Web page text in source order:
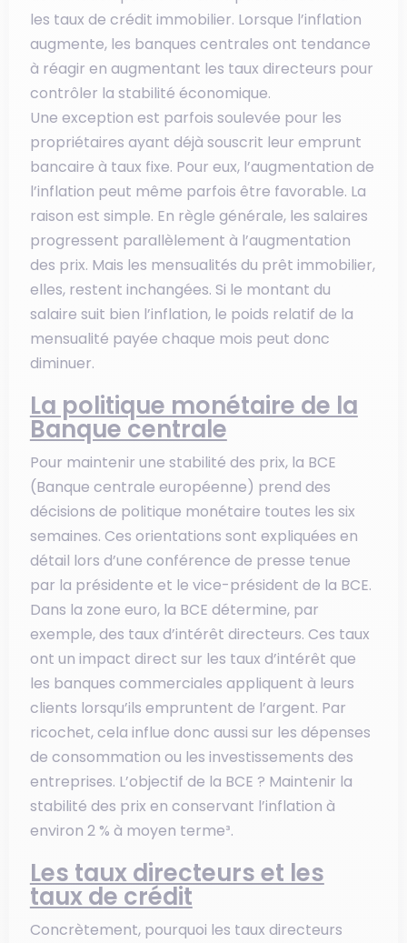
les taux de crédit immobilier. Lorsque l’inflation
augmente, les banques centrales ont tendance
à réagir en augmentant les taux directeurs pour
contrôler la stabilité économique.
Une exception est parfois soulevée pour les
propriétaires ayant déjà souscrit leur emprunt
bancaire à taux fixe. Pour eux, l’augmentation de
l’inflation peut même parfois être favorable. La
raison est simple. En règle générale, les salaires
progressent parallèlement à l’augmentation
des prix. Mais les mensualités du prêt immobilier,
elles, restent inchangées. Si le montant du
salaire suit bien l’inflation, le poids relatif de la
mensualité payée chaque mois peut donc
diminuer.
La politique monétaire de la
Banque centrale
Pour maintenir une stabilité des prix, la BCE
(Banque centrale européenne) prend des
décisions de politique monétaire toutes les six
semaines. Ces orientations sont expliquées en
détail lors d’une conférence de presse tenue
par la présidente et le vice-président de la BCE.
Dans la zone euro, la BCE détermine, par
exemple, des taux d’intérêt directeurs. Ces taux
ont un impact direct sur les taux d’intérêt que
les banques commerciales appliquent à leurs
clients lorsqu’ils empruntent de l’argent. Par
ricochet, cela influe donc aussi sur les dépenses
de consommation ou les investissements des
entreprises. L’objectif de la BCE ? Maintenir la
stabilité des prix en conservant l’inflation à
environ 2 % à moyen terme³.
Les taux directeurs et les
taux de crédit
Concrètement, pourquoi les taux directeurs